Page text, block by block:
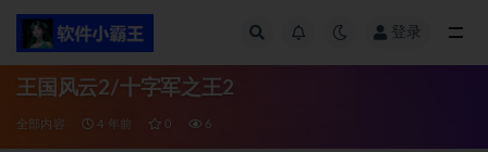
登录
王国风云2/十字军之王2
全部内容 4 年前 0 6